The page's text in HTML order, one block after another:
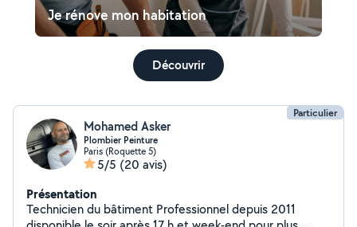
Je rénove mon habitation
Découvrir
Particulier
Mohamed Asker
Plombier Peinture
Paris (Roquette 5)
5/5 (20 avis)
Présentation
Technicien du bâtiment Professionnel depuis 2011